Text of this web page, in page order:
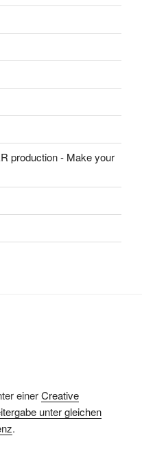
production - Make your
einerCreative
unter gleichen
.